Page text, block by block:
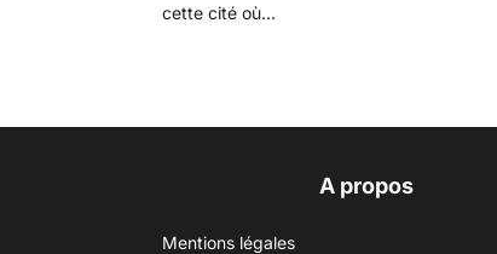
cette cité où...
A propos
Mentions légales